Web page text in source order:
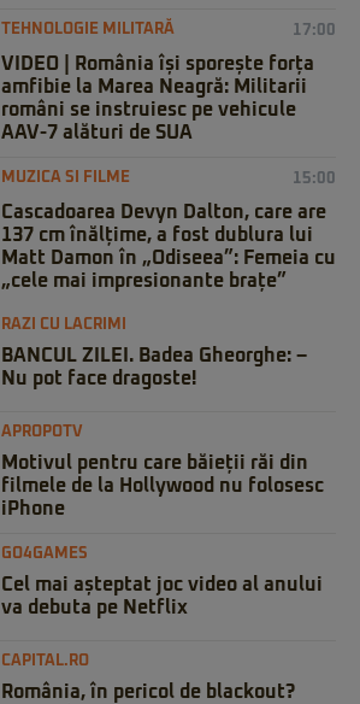
TEHNOLOGIE MILITARĂ 17:00
VIDEO | România își sporește forța
amfibie la Marea Neagră: Militarii
români se instruiesc pe vehicule
AAV-7 alături de SUA
MUZICA SI FILME 15:00
Cascadoarea Devyn Dalton, care are
137 cm înălțime, a fost dublura lui
Matt Damon în „Odiseea”: Femeia cu
„cele mai impresionante brațe”
RAZI CU LACRIMI
BANCUL ZILEI. Badea Gheorghe: –
Nu pot face dragoste!
APROPOTV
Motivul pentru care băieții răi din
filmele de la Hollywood nu folosesc
iPhone
GO4GAMES
Cel mai așteptat joc video al anului
va debuta pe Netflix
CAPITAL.RO
România, în pericol de blackout?